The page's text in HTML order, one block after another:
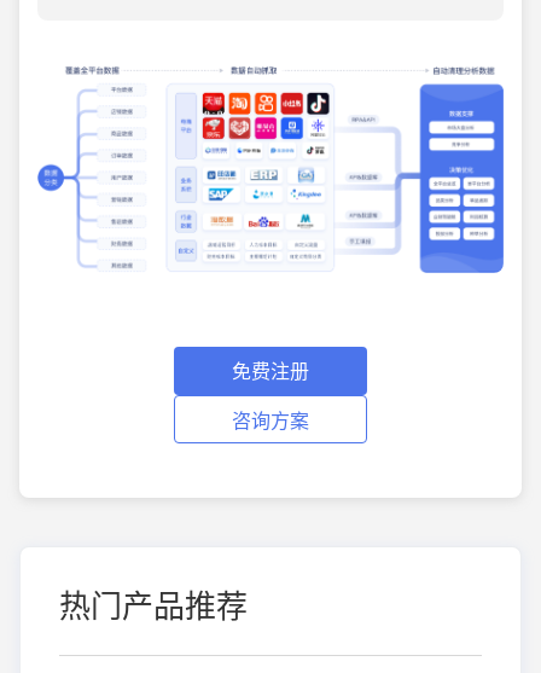
免费注册
咨询方案
热门产品推荐